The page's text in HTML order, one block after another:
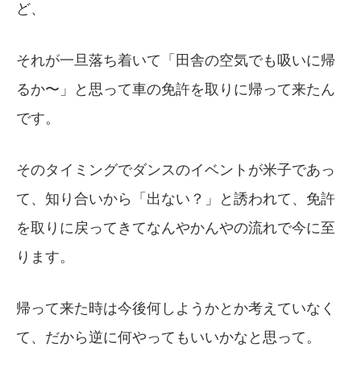
ど、
それが一旦落ち着いて「田舎の空気でも吸いに帰
るか〜」と思って車の免許を取りに帰って来たん
です。
そのタイミングでダンスのイベントが米子であっ
て、知り合いから「出ない？」と誘われて、免許
を取りに戻ってきてなんやかんやの流れで今に至
ります。
帰って来た時は今後何しようかとか考えていなく
て、だから逆に何やってもいいかなと思って。